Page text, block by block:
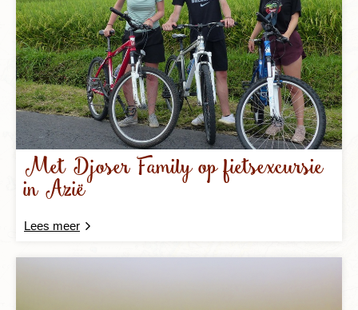
Met Djoser Family op fietsexcursie
in Azië
Lees meer